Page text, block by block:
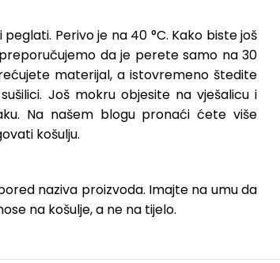
Perivo je na 40 °C. Kako biste još
da je perete samo na 30
materijal, a istovremeno štedite
Još mokru objesite na vješalicu i
Na našem blogu pronaći ćete više
košulju.
naziva proizvoda. Imajte na umu da
na košulje, a ne na tijelo.